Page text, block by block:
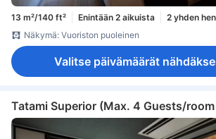
13 m²/140 ft² Enintään 2 aikuista
2 yhden
Näkymä: Vuoriston puoleinen
Valitse päivämäärät
Tatami Superior (Max. 4 Guests/room